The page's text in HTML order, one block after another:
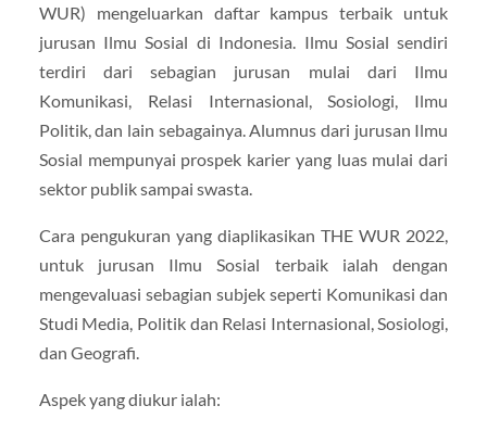
WUR) mengeluarkan daftar kampus terbaik untuk
jurusan Ilmu Sosial di Indonesia. Ilmu Sosial sendiri
terdiri dari sebagian jurusan mulai dari Ilmu
Komunikasi, Relasi Internasional, Sosiologi, Ilmu
Politik, dan lain sebagainya. Alumnus dari jurusan Ilmu
Sosial mempunyai prospek karier yang luas mulai dari
sektor publik sampai swasta.
Cara pengukuran yang diaplikasikan THE WUR 2022,
untuk jurusan Ilmu Sosial terbaik ialah dengan
mengevaluasi sebagian subjek seperti Komunikasi dan
Studi Media, Politik dan Relasi Internasional, Sosiologi,
dan Geografi.
Aspek yang diukur ialah: